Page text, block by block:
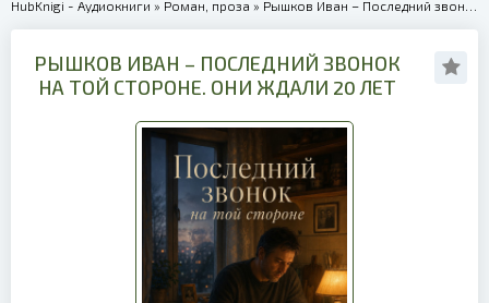
HubKnigi - Аудиокниги » Роман, проза » Рышков Иван – Последний звонок на той стороне. Они ждали 20 лет | 40255
РЫШКОВ ИВАН – ПОСЛЕДНИЙ ЗВОНОК
НА ТОЙ СТОРОНЕ. ОНИ ЖДАЛИ 20 ЛЕТ